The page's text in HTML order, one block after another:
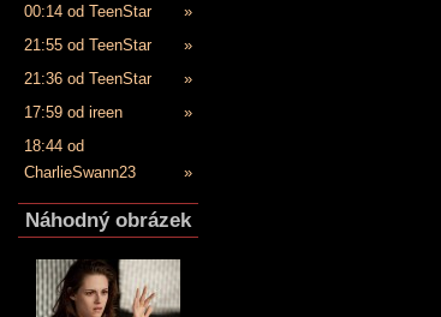
00:14 od TeenStar
»
21:55 od TeenStar
»
21:36 od TeenStar
»
17:59 od ireen
»
18:44 od
CharlieSwann23
»
Náhodný obrázek